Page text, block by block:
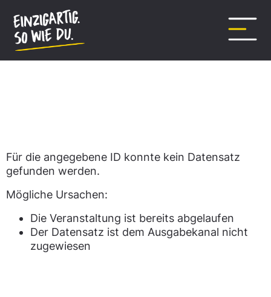
springen
Für die angegebene ID konnte kein Datensatz
gefunden werden.
Mögliche Ursachen:
Die Veranstaltung ist bereits abgelaufen
Der Datensatz ist dem Ausgabekanal nicht
zugewiesen